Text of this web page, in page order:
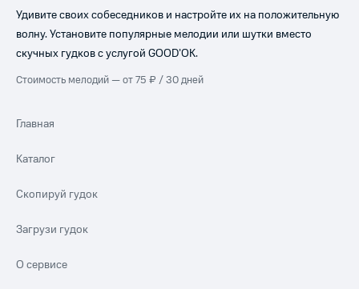
Удивите своих собеседников и настройте их на положительную
волну. Установите популярные мелодии или шутки вместо
скучных гудков с услугой GOOD’OK.
Стоимость мелодий — от 75 ₽ / 30 дней
Главная
Каталог
Скопируй гудок
Загрузи гудок
О сервисе